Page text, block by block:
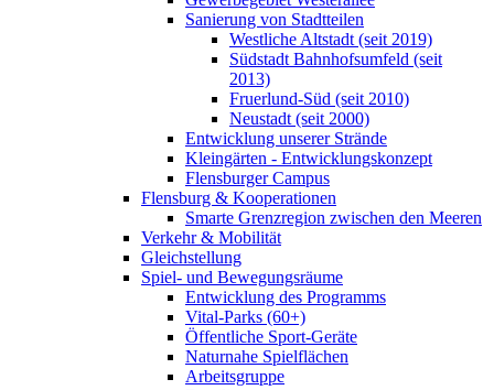
Sanierung von Stadtteilen
Westliche Altstadt (seit 2019)
Südstadt Bahnhofsumfeld (seit
2013)
Fruerlund-Süd (seit 2010)
Neustadt (seit 2000)
Entwicklung unserer Strände
Kleingärten - Entwicklungskonzept
Flensburger Campus
Flensburg & Kooperationen
Smarte Grenzregion zwischen den Meeren
Verkehr & Mobilität
Gleichstellung
Spiel- und Bewegungsräume
Entwicklung des Programms
Vital-Parks (60+)
Öffentliche Sport-Geräte
Naturnahe Spielflächen
Arbeitsgruppe